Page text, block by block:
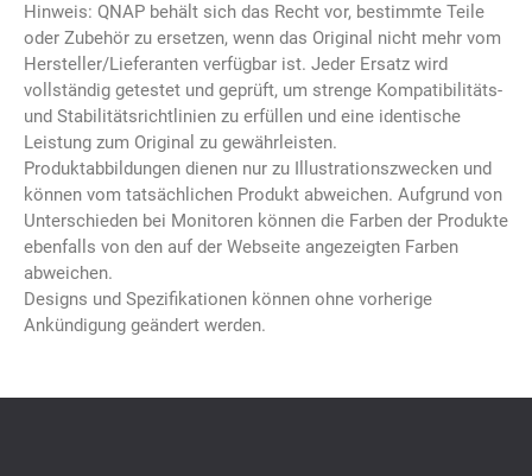
Hinweis: QNAP behält sich das Recht vor, bestimmte Teile
oder Zubehör zu ersetzen, wenn das Original nicht mehr vom
Hersteller/Lieferanten verfügbar ist. Jeder Ersatz wird
vollständig getestet und geprüft, um strenge Kompatibilitäts-
und Stabilitätsrichtlinien zu erfüllen und eine identische
Leistung zum Original zu gewährleisten.
Produktabbildungen dienen nur zu Illustrationszwecken und
können vom tatsächlichen Produkt abweichen. Aufgrund von
Unterschieden bei Monitoren können die Farben der Produkte
ebenfalls von den auf der Webseite angezeigten Farben
abweichen.
Designs und Spezifikationen können ohne vorherige
Ankündigung geändert werden.